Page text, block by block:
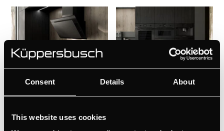
Consent Details About
This website uses cookies
Deze serie, bestaande uit ovens, compact apparaten,
design dat tot het essentiële is herleid - en dat elke